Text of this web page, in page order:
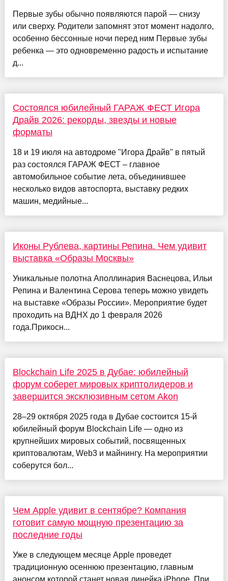
Первые зубы обычно появляются парой — снизу
или сверху. Родители запомнят этот момент надолго,
особенно бессонные ночи перед ним Первые зубы
ребенка — это одновременно радость и испытание
д...
Состоялся юбилейный ГАРАЖ ФЕСТ Игора
Драйв 2026: рекорды, звезды и новые
форматы
18 и 19 июля на автодроме "Игора Драйв" в пятый
раз состоялся ГАРАЖ ФЕСТ – главное
автомобильное событие лета, объединившее
несколько видов автоспорта, выставку редких
машин, медийные...
Иконы Рублева, картины Репина. Чем удивит
выставка «Образы Москвы»
Уникальные полотна Аполлинария Васнецова, Ильи
Репина и Валентина Серова теперь можно увидеть
на выставке «Образы России». Мероприятие будет
проходить на ВДНХ до 1 февраля 2026
года.Прикосн...
Blockchain Life 2025 в Дубае: юбилейный
форум соберет мировых криптолидеров и
завершится эксклюзивным сетом Akon
28–29 октября 2025 года в Дубае состоится 15-й
юбилейный форум Blockchain Life — одно из
крупнейших мировых событий, посвященных
криптовалютам, Web3 и майнингу. На мероприятии
соберутся бол...
Чем Apple удивит в сентябре? Компания
готовит самую мощную презентацию за
последние годы
Уже в следующем месяце Apple проведет
традиционную осеннюю презентацию, главным